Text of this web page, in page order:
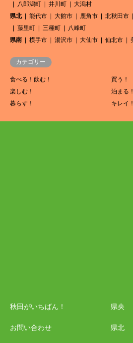
八郎潟町
井川町
大潟村
県北
能代市 大館市 鹿角市 北秋田市
藤里町
三種町
八峰町
県南
横手市 湯沢市 大仙市 仙北市
カテゴリー
食べる！飲む！
買う！
楽しむ！
泊まる！
暮らす！
キレイ！
秋田がいちばん！
お問い合わせ
県央
県北